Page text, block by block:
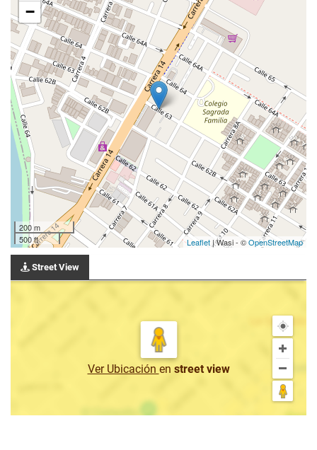
−
200 m
500 ft
Leaflet | Wasi - ©OpenStreetMap
Street View
Ver Ubicación en street view